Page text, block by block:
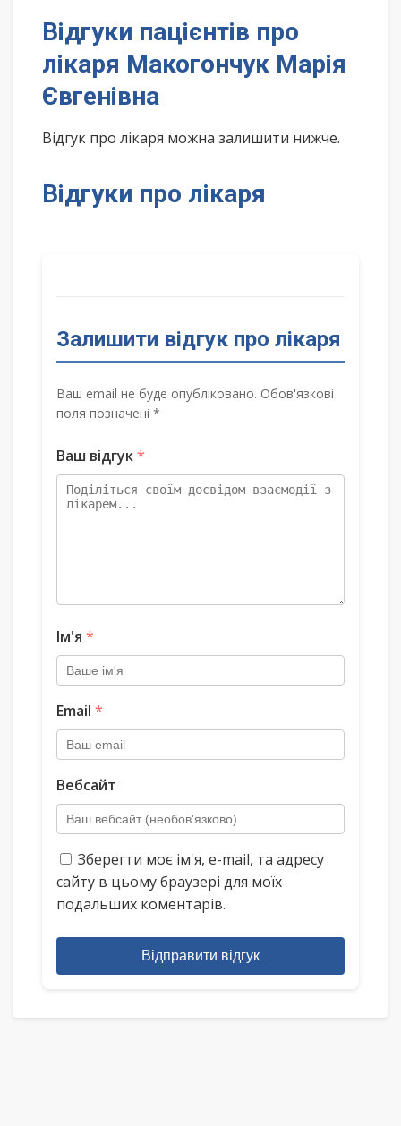
Відгуки пацієнтів про
лікаря Макогончук Марія
Євгенівна
Відгук про лікаря можна залишити нижче.
Відгуки про лікаря
Залишити відгук про лікаря
Ваш email не буде опубліковано. Обов'язкові
поля позначені *
Ваш відгук*
Ім'я *
Email *
Вебсайт
Зберегти моє ім'я, e-mail, та адресу
сайту в цьому браузері для моїх
подальших коментарів.
Відправити відгук